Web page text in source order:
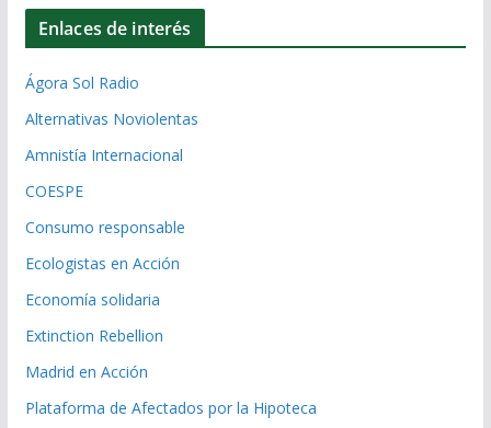
Enlaces de interés
Ágora Sol Radio
Alternativas Noviolentas
Amnistía Internacional
COESPE
Consumo responsable
Ecologistas en Acción
Economía solidaria
Extinction Rebellion
Madrid en Acción
Plataforma de Afectados por la Hipoteca